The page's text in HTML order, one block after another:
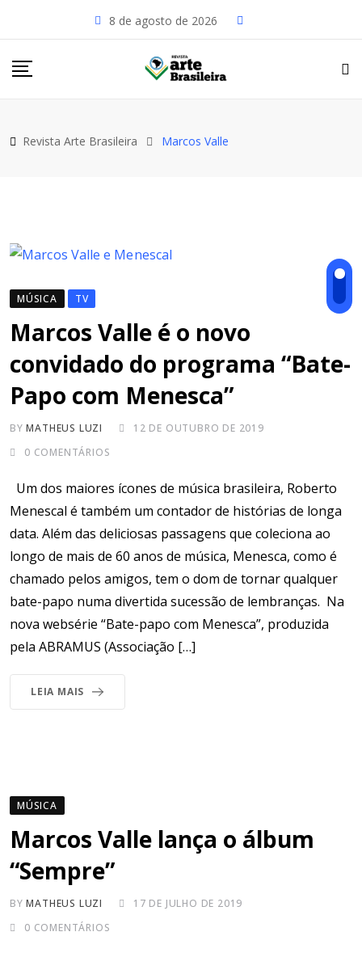
8 de agosto de 2026
Revista Arte Brasileira Marcos Valle
MÚSICA TV
Marcos Valle é o novo
convidado do programa “Bate-
Papo com Menesca”
BYMATHEUS LUZI
12 DE OUTUBRO DE 2019
0 COMENTÁRIOS
Um dos maiores ícones de música brasileira, Roberto
Menescal é também um contador de histórias de longa
data. Além das deliciosas passagens que coleciona ao
longo de mais de 60 anos de música, Menesca, como é
chamado pelos amigos, tem o dom de tornar qualquer
bate-papo numa divertida sucessão de lembranças. Na
nova websérie “Bate-papo com Menesca”, produzida
pela ABRAMUS (Associação […]
LEIA MAIS
MÚSICA
Marcos Valle lança o álbum
“Sempre”
BYMATHEUS LUZI
17 DE JULHO DE 2019
0 COMENTÁRIOS